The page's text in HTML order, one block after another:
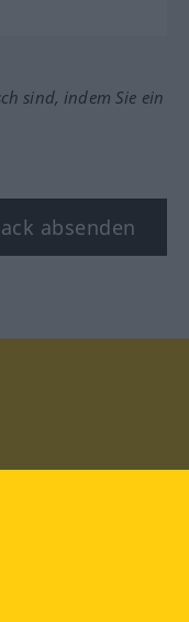
sind, indem Sie ein
absenden